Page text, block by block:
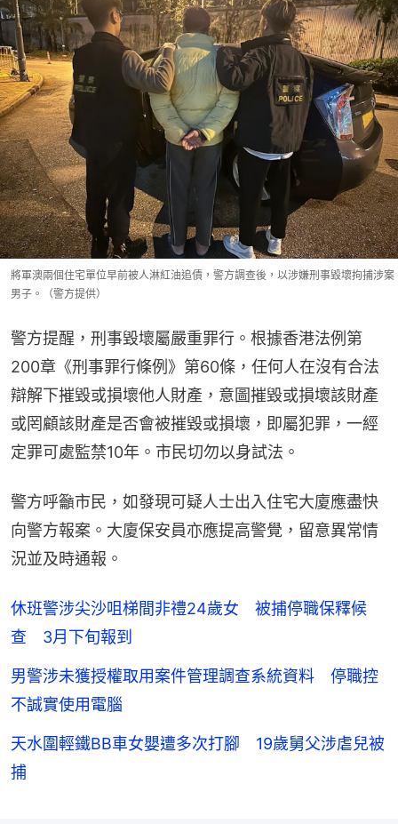
將軍澳兩個住宅單位早前被人淋紅油追債，警方調查後，以涉嫌刑事毀壞拘捕涉案
男子。（警方提供）
警方提醒，刑事毀壞屬嚴重罪行。根據香港法例第
200章《刑事罪行條例》第60條，任何人在沒有合法
辯解下摧毀或損壞他人財產，意圖摧毀或損壞該財產
或罔顧該財產是否會被摧毀或損壞，即屬犯罪，一經
定罪可處監禁10年。市民切勿以身試法。
警方呼籲市民，如發現可疑人士出入住宅大廈應盡快
向警方報案。大廈保安員亦應提高警覺，留意異常情
況並及時通報。
休班警涉尖沙咀梯間非禮24歲女 被捕停職保釋候
查 3月下旬報到
男警涉未獲授權取用案件管理調查系統資料 停職控
不誠實使用電腦
天水圍輕鐵BB車女嬰遭多次打腳 19歲舅父涉虐兒被
捕